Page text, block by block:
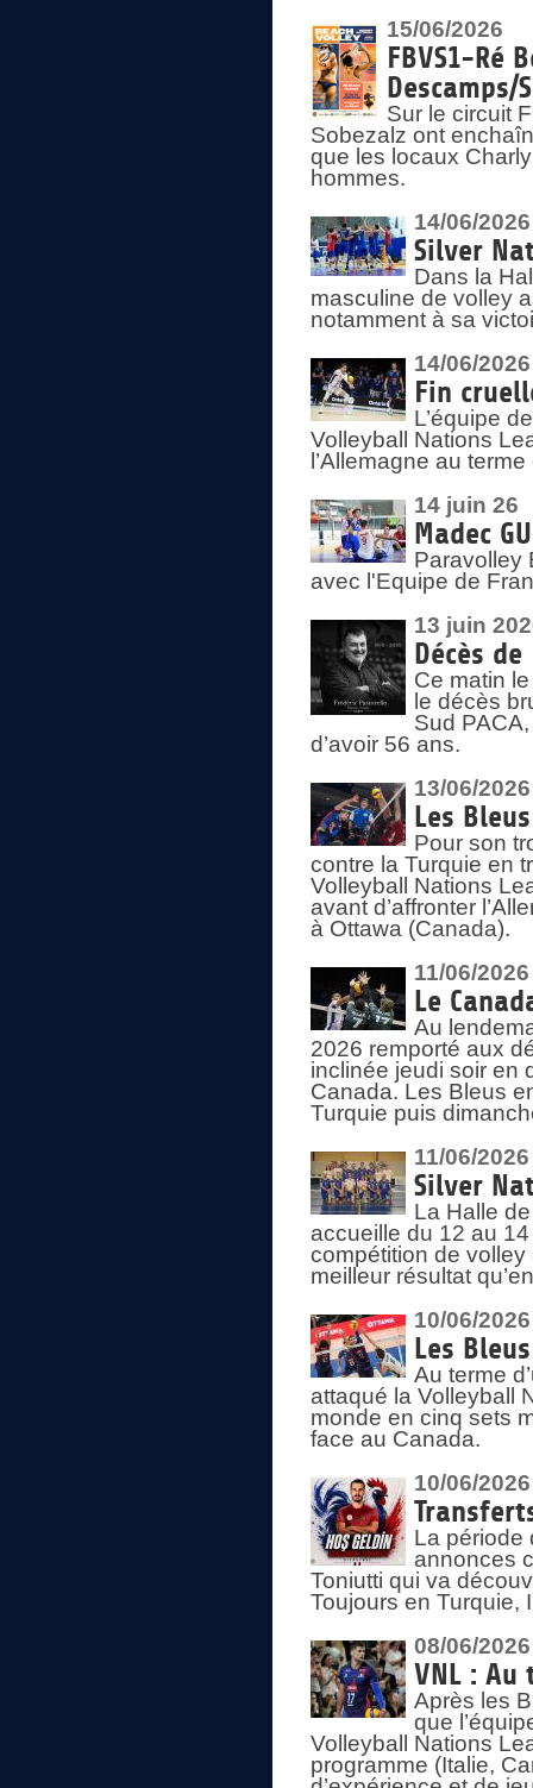
15/06/2026
FBVS1-Ré
Descamps/
Sur le circuit
Sobezalz ont
que les locaux
hommes.
14/06/2026
Silver
Dans la
masculine de volley
notamment à sa
14/06/2026
Fin
L’équipe
Volleyball Nations
l’Allemagne au
14 juin 26
Madec
Paravolley
avec l'Equipe de
13 juin
Décès de
Ce matin
le décès
Sud
d’avoir 56 ans.
13/06/2026
Les
Pour son
contre la Turquie en
Volleyball Nations
avant d’affronter
à Ottawa (Canada).
11/06/2026
Le
Au
2026 remporté aux
inclinée jeudi soir en
Canada. Les Bleus
Turquie puis
11/06/2026
Silver
La Halle
accueille du 12 au
compétition de
meilleur résultat
10/06/2026
Les
Au terme
attaqué la Volleyball
monde en cinq sets
face au Canada.
10/06/2026
La période
annonces
Toniutti qui va
Toujours en Turquie,
08/06/2026
VNL : Au
Après les
que
Volleyball Nations
programme (Italie,